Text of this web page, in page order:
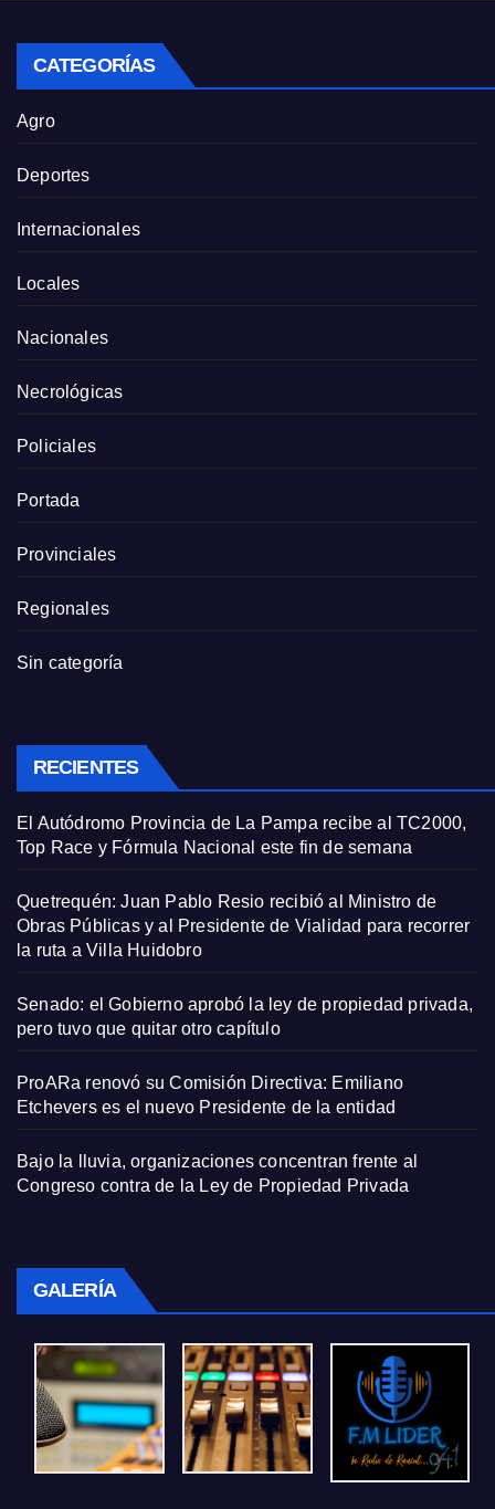
CATEGORÍAS
Agro
Deportes
Internacionales
Locales
Nacionales
Necrológicas
Policiales
Portada
Provinciales
Regionales
Sin categoría
RECIENTES
El Autódromo Provincia de La Pampa recibe al TC2000,
Top Race y Fórmula Nacional este fin de semana
Quetrequén: Juan Pablo Resio recibió al Ministro de
Obras Públicas y al Presidente de Vialidad para recorrer
la ruta a Villa Huidobro
Senado: el Gobierno aprobó la ley de propiedad privada,
pero tuvo que quitar otro capítulo
ProARa renovó su Comisión Directiva: Emiliano
Etchevers es el nuevo Presidente de la entidad
Bajo la lluvia, organizaciones concentran frente al
Congreso contra de la Ley de Propiedad Privada
GALERÍA